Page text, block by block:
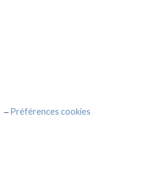
Préférences cookies